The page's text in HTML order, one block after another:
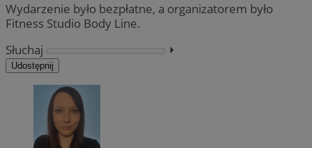
Wydarzenie było bezpłatne, a organizatorem było
Fitness Studio Body Line.
Słuchaj
⏵︎
Udostępnij